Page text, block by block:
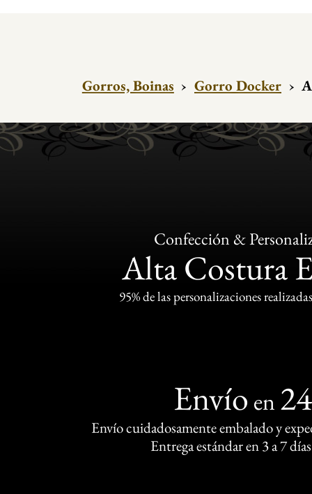
Gorros, Boinas › Gorro Docker ›
Confección &
Alta Costura
95% de las personalizaciones
Envío en
Envío cuidadosamente embalado y
Entrega estándar en 3 a 7